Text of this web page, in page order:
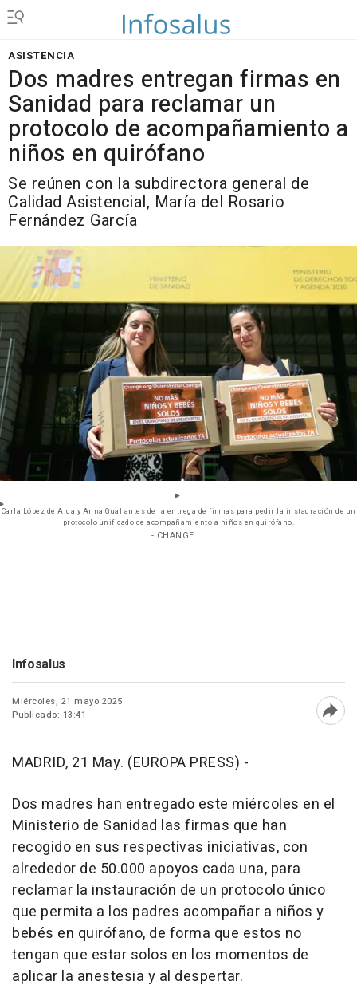
ASISTENCIA
Dos madres entregan firmas en
Sanidad para reclamar un
protocolo de acompañamiento a
niños en quirófano
Se reúnen con la subdirectora general de
Calidad Asistencial, María del Rosario
Fernández García
Carla López de Alda y Anna Gual antes de la entrega de firmas para pedir la instauración de un
protocolo unificado de acompañamiento a niños en quirófano.
- CHANGE
Infosalus
Miércoles, 21 mayo 2025
Publicado: 13:41
MADRID, 21 May. (EUROPA PRESS) -
Dos madres han entregado este miércoles en el
Ministerio de Sanidad las firmas que han
recogido en sus respectivas iniciativas, con
alrededor de 50.000 apoyos cada una, para
reclamar la instauración de un protocolo único
que permita a los padres acompañar a niños y
bebés en quirófano, de forma que estos no
tengan que estar solos en los momentos de
aplicar la anestesia y al despertar.